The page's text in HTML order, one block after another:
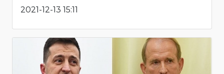
2021-12-13 15:11